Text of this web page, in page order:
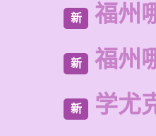
新 福州
新 福州
新 学尤